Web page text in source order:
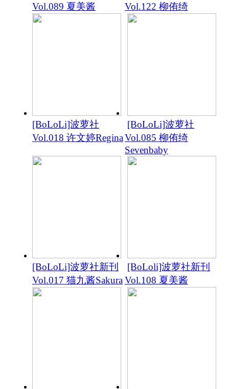
Vol.089 夏美酱
Vol.122 柳侑绮
[BoLoLi]波萝社
Vol.018 许文婷Regina
[BoLoLi]波萝社
Vol.085 柳侑绮
Sevenbaby
[BoLoLi]波萝社新刊
Vol.017 猫九酱Sakura
[BoLoli]波萝社新刊
Vol.108 夏美酱